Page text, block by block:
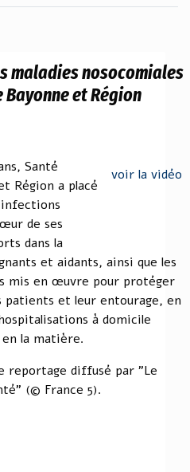
maladies nosocomiales
Bayonne et Région
voir la vidéo
Santé
Région a placé
de ses
dans la
et aidants, ainsi que les
mis en œuvre pour protéger
patients et leur entourage, en
à domicile
la matière.
reportage diffusé par "Le
(© France 5).